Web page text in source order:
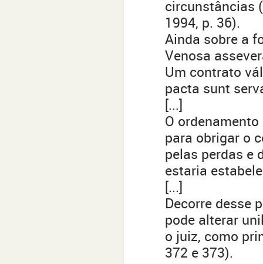
circunstâncias
1994, p. 36).
Ainda sobre a
Venosa
Um contrato
pacta sunt
[...]
O
para obrigar o
pelas perdas e
estaria
[...]
Decorre desse
pode alterar
o juiz, como
372 e 373).